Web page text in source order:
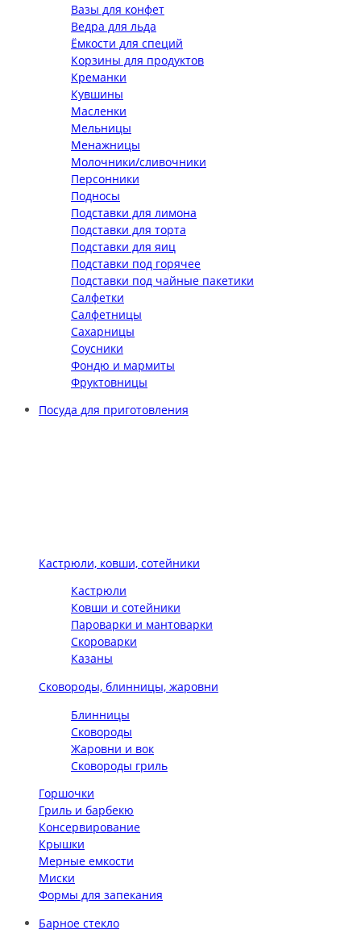
Вазы для конфет
Ведра для льда
Ёмкости для специй
Корзины для продуктов
Креманки
Кувшины
Масленки
Мельницы
Менажницы
Молочники/сливочники
Персонники
Подносы
Подставки для лимона
Подставки для торта
Подставки для яиц
Подставки под горячее
Подставки под чайные пакетики
Салфетки
Салфетницы
Сахарницы
Соусники
Фондю и мармиты
Фруктовницы
Посуда для приготовления
Кастрюли, ковши, сотейники
Кастрюли
Ковши и сотейники
Пароварки и мантоварки
Скороварки
Казаны
Сковороды, блинницы, жаровни
Блинницы
Сковороды
Жаровни и вок
Сковороды гриль
Горшочки
Гриль и барбекю
Консервирование
Крышки
Мерные емкости
Миски
Формы для запекания
Барное стекло